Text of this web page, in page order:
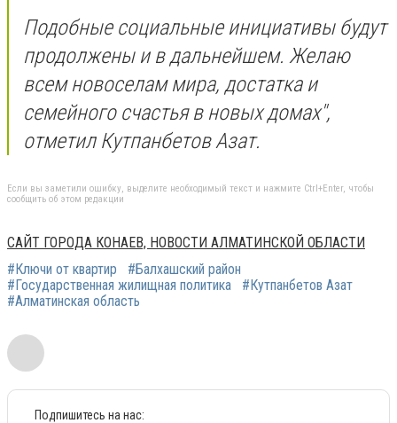
Подобные социальные инициативы будут
продолжены и в дальнейшем. Желаю
всем новоселам мира, достатка и
семейного счастья в новых домах",
отметил Кутпанбетов Азат.
Если вы заметили ошибку, выделите необходимый текст и нажмите Ctrl+Enter, чтобы
сообщить об этом редакции
САЙТ ГОРОДА КОНАЕВ, НОВОСТИ АЛМАТИНСКОЙ ОБЛАСТИ
#Ключи от квартир
#Балхашский район
#Государственная жилищная политика
#Кутпанбетов Азат
#Алматинская область
Подпишитесь на нас: